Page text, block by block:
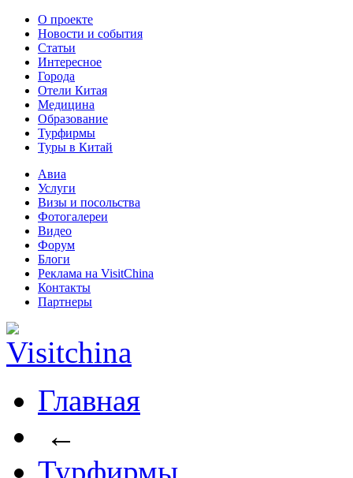
О проекте
Новости и события
Статьи
Интересное
Города
Отели Китая
Медицина
Образование
Турфирмы
Туры в Китай
Авиа
Услуги
Визы и посольства
Фотогалереи
Видео
Форум
Блоги
Реклама на VisitChina
Контакты
Партнеры
Главная
←